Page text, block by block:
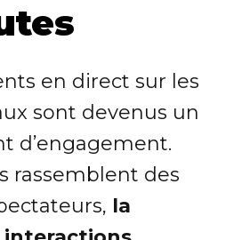
en direct sur les
sont devenus un
d’engagement.
rassemblent des
la